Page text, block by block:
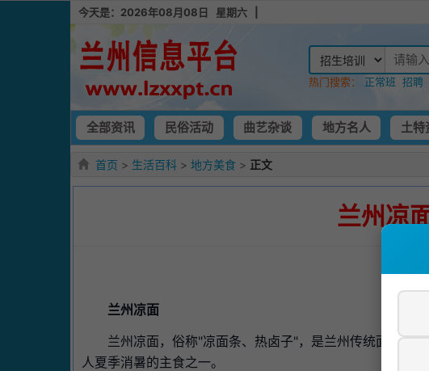
今天是：2026年08月08日 星期六 |
热门搜索： 正常班 招聘
全部资讯 民俗活动 曲艺杂谈 地方名人 土特
首页 > 生活百科 > 地方美食 > 正文
兰州凉
兰州凉面
兰州凉面，俗称"凉面条、热卤子"，是兰州传统面食，
人夏季消暑的主食之一。